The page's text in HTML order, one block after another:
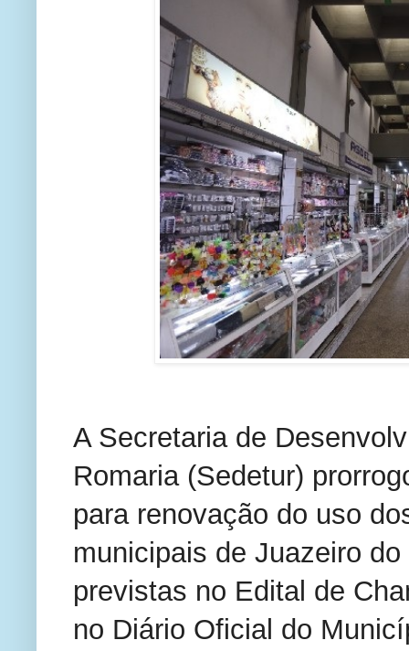
A Secretaria de
Romaria (Sedetur)
para renovação do uso
municipais de Juazeiro
previstas no Edital de
no Diário Oficial do